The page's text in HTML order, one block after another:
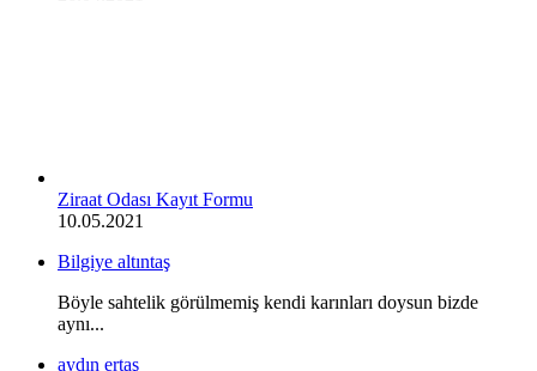
Ziraat Odası Kayıt Formu
10.05.2021
Bilgiye altıntaş
Böyle sahtelik görülmemiş kendi karınları doysun bizde
aynı...
aydın ertaş